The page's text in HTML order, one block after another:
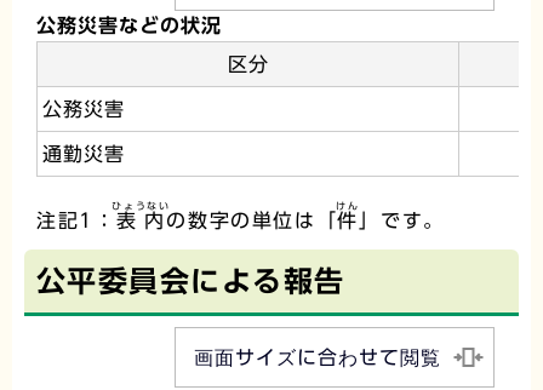
公務災害などの状況
区分
公務災害
通勤災害
注記1： 表内
ひょうない
の数字の単位は「件
けん
」です。
公平委員会による報告
画面サイズに合わせて閲覧